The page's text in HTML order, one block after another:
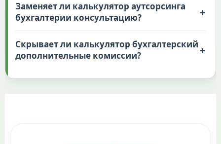
Заменяет ли калькулятор аутсорсинга
бухгалтерии консультацию?
+
Скрывает ли калькулятор бухгалтерский
дополнительные комиссии?
+